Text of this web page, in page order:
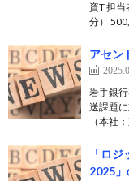
資T 担
分）
アセン
岩手銀
送課題
（本社
「ロ
2025